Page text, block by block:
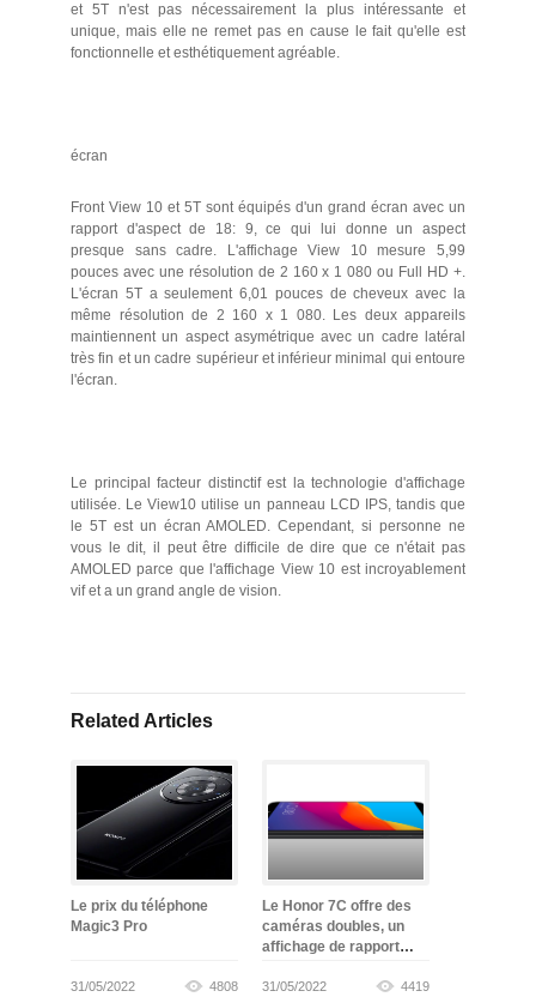
et 5T n'est pas nécessairement la plus intéressante et
unique, mais elle ne remet pas en cause le fait qu'elle est
fonctionnelle et esthétiquement agréable.
écran
Front View 10 et 5T sont équipés d'un grand écran avec un
rapport d'aspect de 18: 9, ce qui lui donne un aspect
presque sans cadre. L'affichage View 10 mesure 5,99
pouces avec une résolution de 2 160 x 1 080 ou Full HD +.
L'écran 5T a seulement 6,01 pouces de cheveux avec la
même résolution de 2 160 x 1 080. Les deux appareils
maintiennent un aspect asymétrique avec un cadre latéral
très fin et un cadre supérieur et inférieur minimal qui entoure
l'écran.
Le principal facteur distinctif est la technologie d'affichage
utilisée. Le View10 utilise un panneau LCD IPS, tandis que
le 5T est un écran AMOLED. Cependant, si personne ne
vous le dit, il peut être difficile de dire que ce n'était pas
AMOLED parce que l'affichage View 10 est incroyablement
vif et a un grand angle de vision.
Related Articles
Le prix du téléphone
Magic3 Pro
31/05/2022 4808
Le Honor 7C offre des
caméras doubles, un
affichage de rapport
reconnaissance faciale
31/05/2022 4419